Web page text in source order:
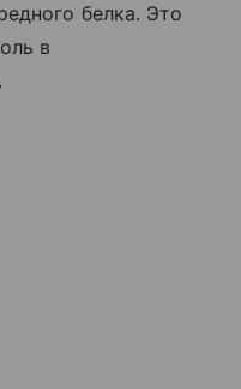
белка. Это
в